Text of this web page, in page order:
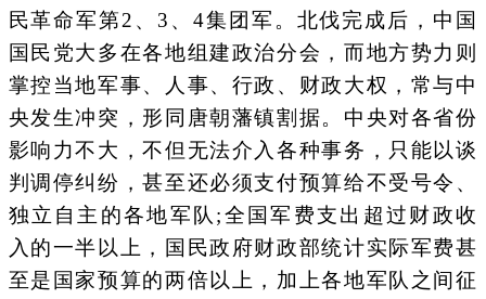
民革命军第2、3、4集团军。北伐完成后，中国
国民党大多在各地组建政治分会，而地方势力则
掌控当地军事、人事、行政、财政大权，常与中
央发生冲突，形同唐朝藩镇割据。中央对各省份
影响力不大，不但无法介入各种事务，只能以谈
判调停纠纷，甚至还必须支付预算给不受号令、
独立自主的各地军队;全国军费支出超过财政收
入的一半以上，国民政府财政部统计实际军费甚
至是国家预算的两倍以上，加上各地军队之间征